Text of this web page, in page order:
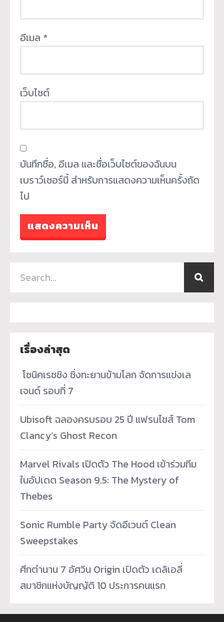
อีเมล *
เว็บไซต์
บันทึกชื่อ, อีเมล และชื่อเว็บไซต์ของฉันบน
เบราว์เซอร์นี้ สำหรับการแสดงความเห็นครั้งถัด
ไป
เรื่องล่าสุด
­ โซนิคเรซซิง ซิ่งทะยานข้ามโลก จัดการแข่งเล
เจนด์ รอบที่ 7
Ubisoft ฉลองครบรอบ 25 ปี แฟรนไชส์ Tom
Clancy’s Ghost Recon
Marvel Rivals เปิดตัว The Hood เข้าร่วมทีม
ในอัปเดต Season 9.5: The Mystery of
Thebes
Sonic Rumble Party จัดอีเวนต์ Clean
Sweepstakes
ศึกตำนาน 7 อัศวิน Origin เปิดตัว เดลิเอลี่
สมาชิกแห่งบัญญัติ 10 ประการคนแรก